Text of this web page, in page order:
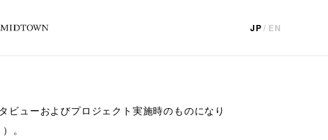
JP/ EN
ビューおよびプロジェクト実施時のものになり
。